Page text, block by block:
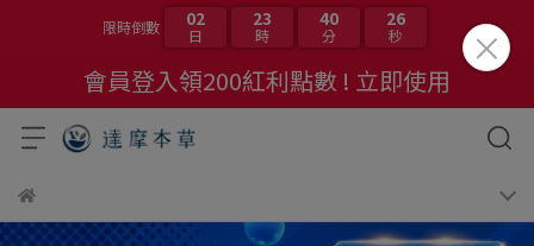
限時倒數 02
日
23
時
40
分
24
秒
會員登入領200紅利點數 ! 立即使用